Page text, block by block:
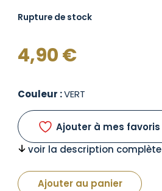
Rupture de stock
4,90€
Couleur :VERT
Ajouter à mes favoris
voir la description complète
Ajouter au panier